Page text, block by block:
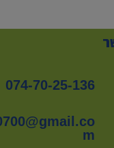
074-70-25-136
m